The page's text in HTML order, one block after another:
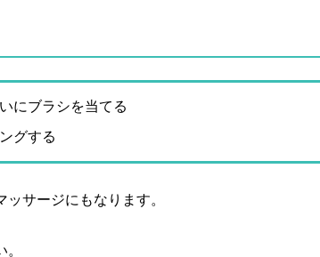
にブラシを当てる
グする
サージにもなります。